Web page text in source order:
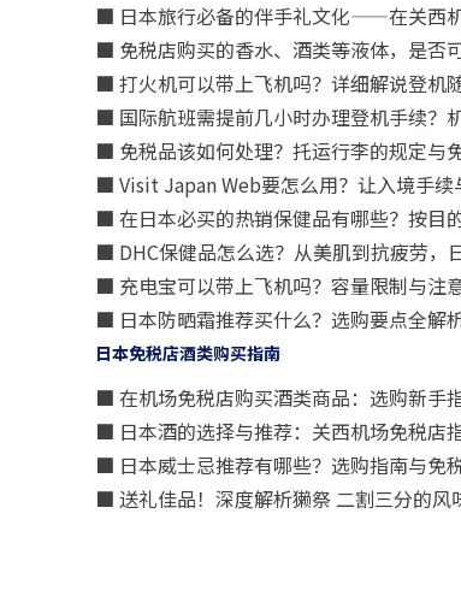
■ 日本旅行必备的伴手礼文化——在关西
■ 免税店购买的香水、酒类等液体，是否
■ 打火机可以带上飞机吗？详细解说登机
■ 国际航班需提前几小时办理登机手续？
■ 免税品该如何处理？托运行李的规定与
■ Visit Japan Web要怎么用？让入境手
■ 在日本必买的热销保健品有哪些？按目
■ DHC保健品怎么选？从美肌到抗疲劳，
■ 充电宝可以带上飞机吗？容量限制与注
■ 日本防晒霜推荐买什么？选购要点全解
日本免税店酒类购买指南
■ 在机场免税店购买酒类商品：选购新手
■ 日本酒的选择与推荐：关西机场免税店
■ 日本威士忌推荐有哪些？选购指南与免
■ 送礼佳品！深度解析獭祭 二割三分的风